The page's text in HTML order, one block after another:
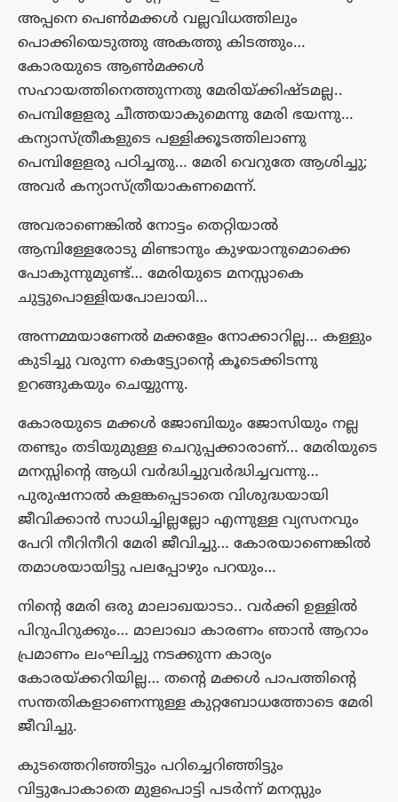
അപ്പനെ പെൺമക്കൾ വല്ലവിധത്തിലും
പൊക്കിയെടുത്തു അകത്തു കിടത്തും…
കോരയുടെ ആൺമക്കൾ
സഹായത്തിനെത്തുന്നതു മേരിയ്ക്കിഷ്ടമല്ല..
പെമ്പിളേളരു ചീത്തയാകുമെന്നു മേരി ഭയന്നു…
കന്യാസ്ത്രീകളുടെ പള്ളിക്കൂടത്തിലാണു
പെമ്പിളേളരു പഠിച്ചതു… മേരി വെറുതേ ആശിച്ചു;
അവർ കന്യാസ്ത്രീയാകണമെന്ന്.
അവരാണെങ്കിൽ നോട്ടം തെറ്റിയാൽ
ആമ്പിള്ളേരോടു മിണ്ടാനും കുഴയാനുമൊക്കെ
പോകുന്നുമുണ്ട്… മേരിയുടെ മനസ്സാകെ
ചുട്ടുപൊള്ളിയപോലായി…
അന്നമ്മയാണേൽ മക്കളേം നോക്കാറില്ല… കള്ളും
കുടിച്ചു വരുന്ന കെട്ട്യോന്റെ കൂടെക്കിടന്നു
ഉറങ്ങുകയും ചെയ്യുന്നു.
കോരയുടെ മക്കൾ ജോബിയും ജോസിയും നല്ല
തണ്ടും തടിയുമുള്ള ചെറുപ്പക്കാരാണ്… മേരിയുടെ
മനസ്സിന്റെ ആധി വർദ്ധിച്ചുവർദ്ധിച്ചവന്നു…
പുരുഷനാൽ കളങ്കപ്പെടാതെ വിശുദ്ധയായി
ജീവിക്കാൻ സാധിച്ചില്ലല്ലോ എന്നുള്ള വ്യസനവും
പേറി നീറിനീറി മേരി ജീവിച്ചു… കോരയാണെങ്കിൽ
തമാശയായിട്ടു പലപ്പോഴും പറയും…
നിന്റെ മേരി ഒരു മാലാഖയാടാ.. വർക്കി ഉള്ളിൽ
പിറുപിറുക്കും… മാലാഖാ കാരണം ഞാൻ ആറാം
പ്രമാണം ലംഘിച്ചു നടക്കുന്ന കാര്യം
കോരയ്ക്കറിയില്ല… തന്റെ മക്കൾ പാപത്തിന്റെ
സന്തതികളാണെന്നുള്ള കുറ്റബോധത്തോടെ മേരി
ജീവിച്ചു.
കുടത്തെറിഞ്ഞിട്ടും പറിച്ചെറിഞ്ഞിട്ടും
വിട്ടുപോകാതെ മുളപൊട്ടി പടർന്ന് മനസ്സും